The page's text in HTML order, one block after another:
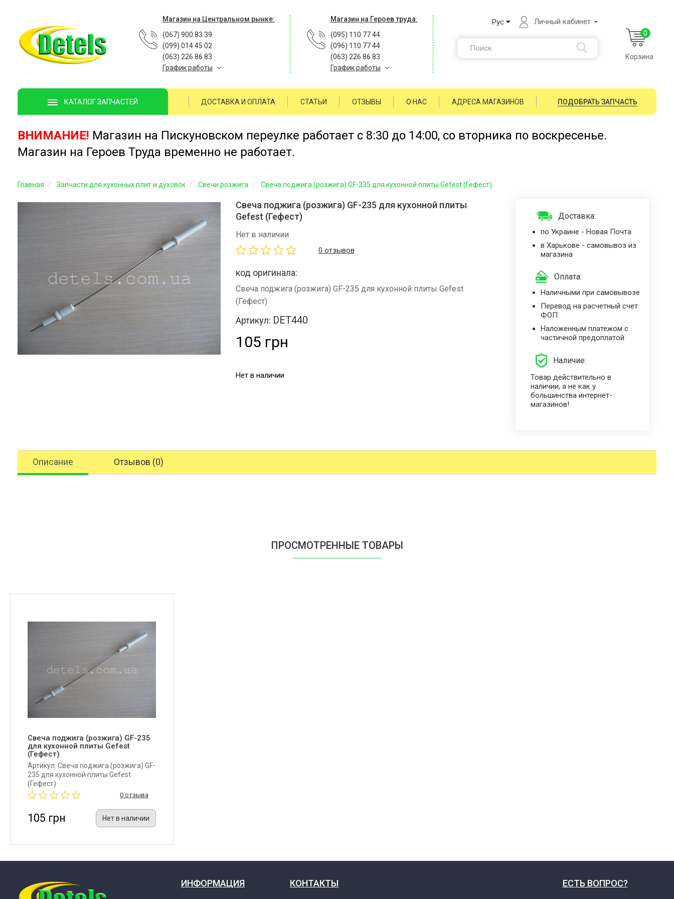
Магазин на Центральном рынке:
(067) 900 83 39
(099) 014 45 02
(063) 226 86 83
График работы
Магазин на Героев труда:
(095) 110 77 44
(096) 110 77 44
(063) 226 86 83
График работы
Рус Личный кабинет
0
Корзина
КАТАЛОГ ЗАПЧАСТЕЙ ДОСТАВКА И ОПЛАТА СТАТЬИ ОТЗЫВЫ О НАС АДРЕСА МАГАЗИНОВ ПОДОБРАТЬ ЗАПЧАСТЬ
ВНИМАНИЕ! Магазин на Пискуновском переулке работает с 8:30 до 14:00, со вторника по воскресенье.
Магазин на Героев Труда временно не работает.
Главная Запчасти для кухонных плит и духовок Свечи розжига Свеча поджига (розжига) GF-235 для кухонной плиты Gefest (Гефест)
Свеча поджига (розжига) GF-235 для кухонной плиты
Gefest (Гефест)
Нет в наличии
0 отзывов
код оригинала:
Свеча поджига (розжига) GF-235 для кухонной плиты Gefest
(Гефест)
Артикул: DET440
105 грн
Нет в наличии
Доставка:
по Украине - Новая Почта
в Харькове - самовывоз из
магазина
Оплата:
Наличными при самовывозе
Перевод на расчетный счет
ФОП
Наложенным платежом с
частичной предоплатой
Наличие:
Товар действительно в
наличии, а не как у
большинства интернет-
магазинов!
Описание Отзывов (0)
ПРОСМОТРЕННЫЕ ТОВАРЫ
Свеча поджига (розжига) GF-235
для кухонной плиты Gefest
(Гефест)
Артикул: Свеча поджига (розжига) GF-
235 для кухонной плиты Gefest
(Гефест)
0 отзыва
105 грн Нет в наличии
ИНФОРМАЦИЯ КОНТАКТЫ ЕСТЬ ВОПРОС?